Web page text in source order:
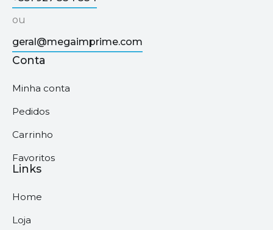
ou
geral@megaimprime.com
Conta
Minha conta
Pedidos
Carrinho
Favoritos
Links
Home
Loja